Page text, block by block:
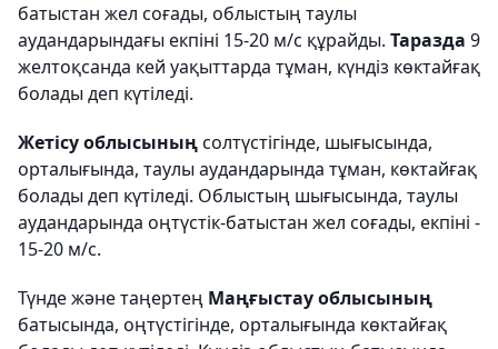
батыстан жел соғады, облыстың таулы
аудандарындағы екпіні 15-20 м/с құрайды. Таразда 9
желтоқсанда кей уақыттарда тұман, күндіз көктайғақ
болады деп күтіледі.
Жетісу облысыныңсолтүстігінде, шығысында,
орталығында, таулы аудандарында тұман, көктайғақ
болады деп күтіледі. Облыстың шығысында, таулы
аудандарында оңтүстік-батыстан жел соғады, екпіні -
15-20 м/с.
Түнде және таңертең Маңғыстау облысының
батысында, оңтүстігінде, орталығында көктайғақ